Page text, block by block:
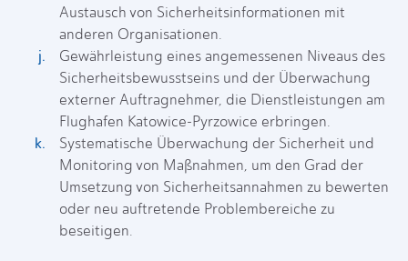
Austausch von Sicherheitsinformationen mit
anderen Organisationen.
Gewährleistung eines angemessenen Niveaus des
Sicherheitsbewusstseins und der Überwachung
externer Auftragnehmer, die Dienstleistungen am
Flughafen Katowice-Pyrzowice erbringen.
Systematische Überwachung der Sicherheit und
Monitoring von Maßnahmen, um den Grad der
Umsetzung von Sicherheitsannahmen zu bewerten
oder neu auftretende Problembereiche zu
beseitigen.